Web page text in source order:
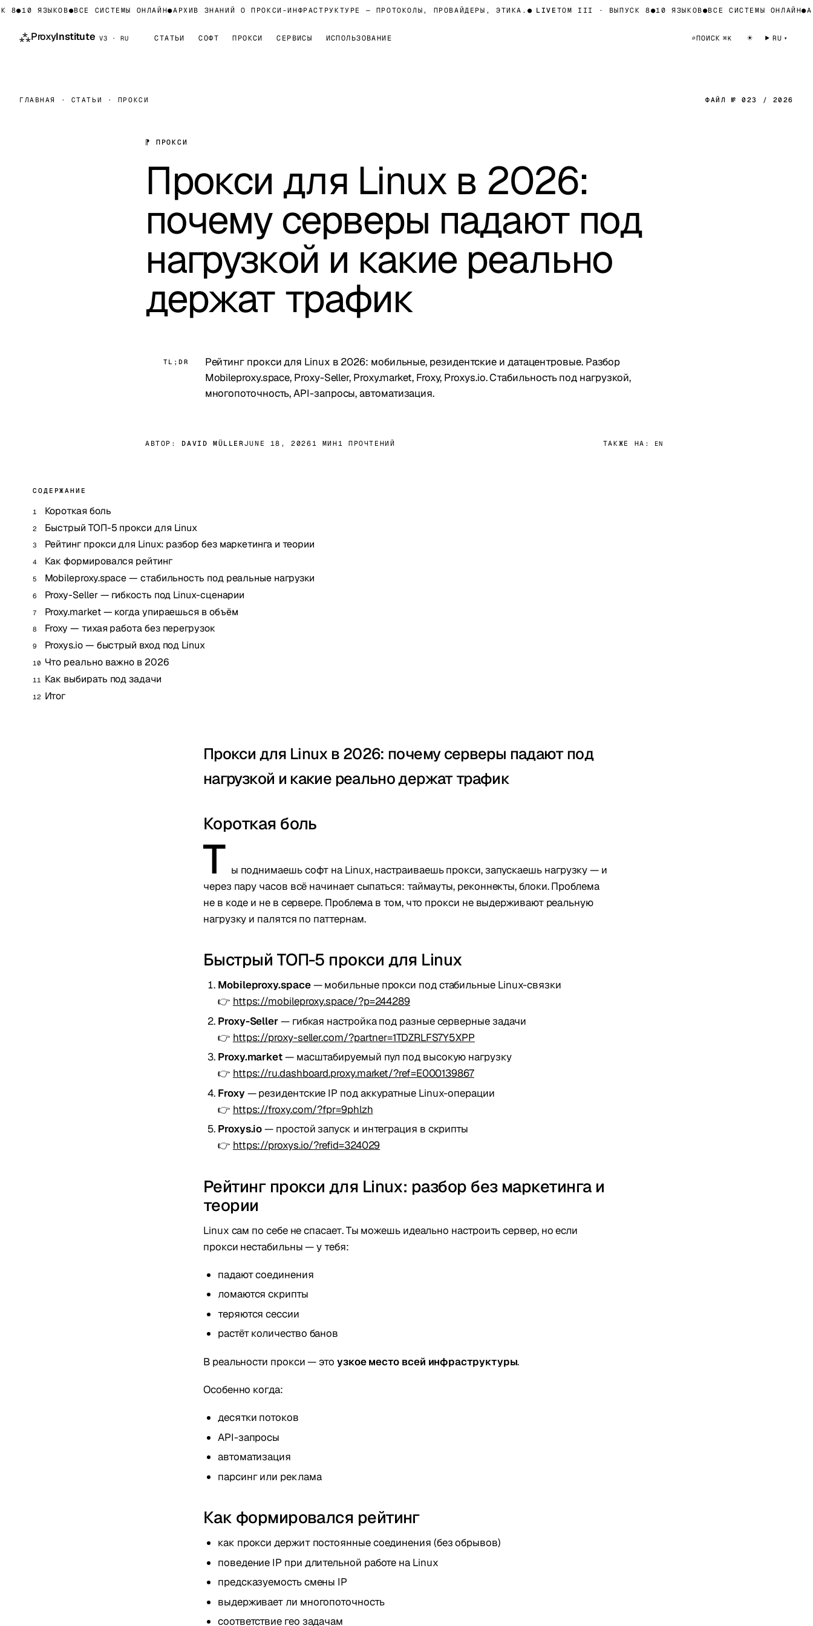
10 ЯЗЫКОВ●ВСЕ СИСТЕМЫ ОНЛАЙН●АРХИВ ЗНАНИЙ О ПРОКСИ-ИНФРАСТРУКТУРЕ — ПРОТОКОЛЫ, ПРОВАЙДЕРЫ, ЭТИКА.● LIVEТОМ III · ВЫПУСК 8●10 ЯЗЫКОВ●ВСЕ СИСТЕМЫ ОНЛАЙН●
⁂ProxyInstitute V3 · RU СТАТЬИ СОФТ ПРОКСИ СЕРВИСЫ ИСПОЛЬЗОВАНИЕ ⌕ПОИСК ⌘K ☀ RU
ГЛАВНАЯ · СТАТЬИ · ПРОКСИ ФАЙЛ № 023 / 2026
⁋ ПРОКСИ
Прокси для Linux в 2026:
почему серверы падают под
нагрузкой и какие реально
держат трафик
TL;DR
Рейтинг прокси для Linux в 2026: мобильные, резидентские и датацентровые. Разбор
Mobileproxy.space, Proxy-Seller, Proxy.market, Froxy, Proxys.io. Стабильность под нагрузкой,
многопоточность, API-запросы, автоматизация.
АВТОР: DAVID MÜLLER JUNE 18, 2026 1 МИН 1 ПРОЧТЕНИЙ ТАКЖЕ НА: EN
СОДЕРЖАНИЕ
Короткая боль
Быстрый ТОП-5 прокси для Linux
Рейтинг прокси для Linux: разбор без маркетинга и теории
Как формировался рейтинг
Mobileproxy.space — стабильность под реальные нагрузки
Proxy-Seller — гибкость под Linux-сценарии
Proxy.market — когда упираешься в объём
Froxy — тихая работа без перегрузок
Proxys.io — быстрый вход под Linux
Что реально важно в 2026
Как выбирать под задачи
Итог
Прокси для Linux в 2026: почему серверы падают под
нагрузкой и какие реально держат трафик
Короткая боль
Т ы поднимаешь софт на Linux, настраиваешь прокси, запускаешь нагрузку — и
через пару часов всё начинает сыпаться: таймауты, реконнекты, блоки. Проблема
не в коде и не в сервере. Проблема в том, что прокси не выдерживают реальную
нагрузку и палятся по паттернам.
Быстрый ТОП-5 прокси для Linux
Mobileproxy.space— мобильные прокси под стабильные Linux-связки
👉 https://mobileproxy.space/?p=244289
Proxy-Seller— гибкая настройка под разные серверные задачи
👉 https://proxy-seller.com/?partner=1TDZRLFS7Y5XPP
Proxy.market— масштабируемый пул под высокую нагрузку
👉 https://ru.dashboard.proxy.market/?ref=E000139867
Froxy— резидентские IP под аккуратные Linux-операции
👉 https://froxy.com/?fpr=9phlzh
Proxys.io— простой запуск и интеграция в скрипты
👉 https://proxys.io/?refid=324029
Рейтинг прокси для Linux: разбор без маркетинга и
теории
Linux сам по себе не спасает. Ты можешь идеально настроить сервер, но если
прокси нестабильны — у тебя:
падают соединения
ломаются скрипты
теряются сессии
растёт количество банов
В реальности прокси — это узкое место всей инфраструктуры.
Особенно когда:
десятки потоков
API-запросы
автоматизация
парсинг или реклама
Как формировался рейтинг
как прокси держит постоянные соединения (без обрывов)
поведение IP при длительной работе на Linux
предсказуемость смены IP
выдерживает ли многопоточность
соответствие гео задачам